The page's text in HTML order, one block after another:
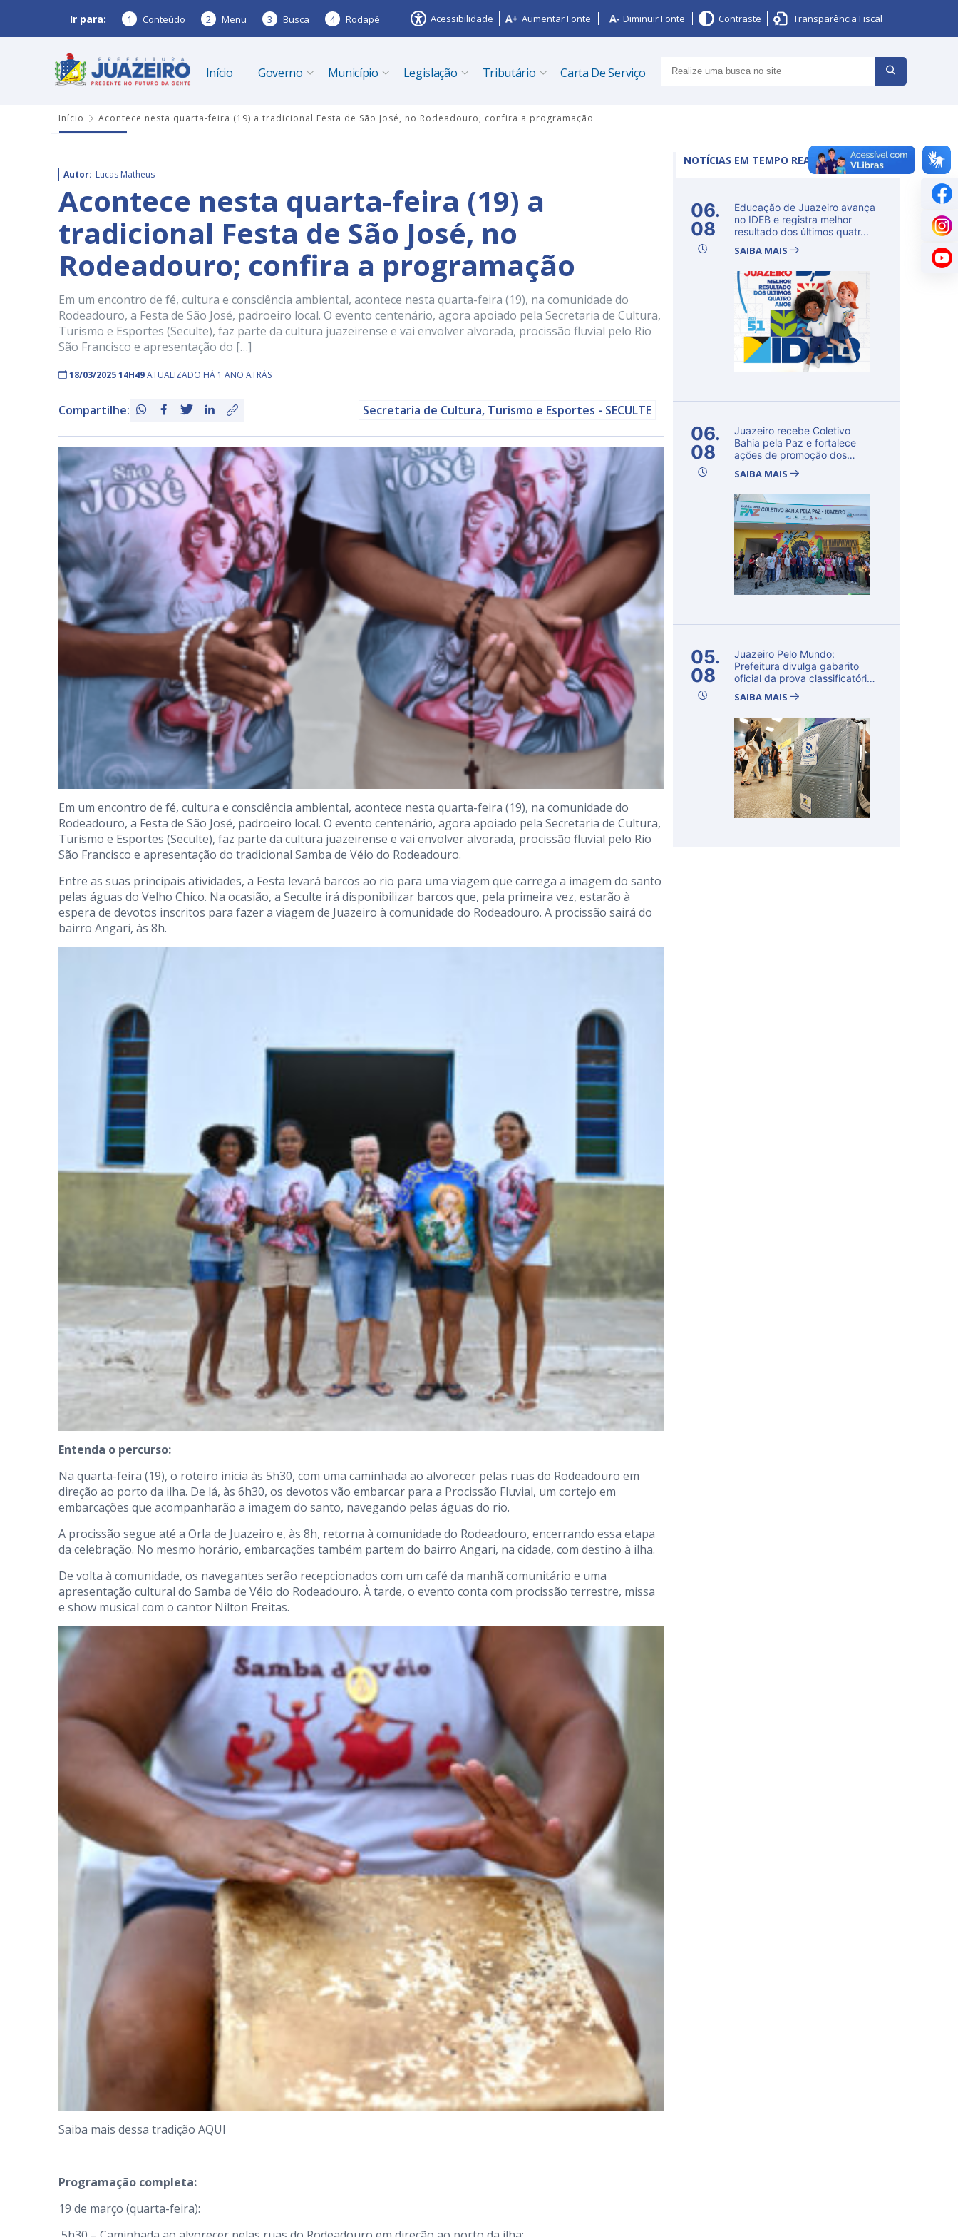
Ir para: 1 Conteúdo 2 Menu 3 Busca 4 Rodapé Acessibilidade Aumentar Fonte Diminuir Fonte Contraste Transparência Fiscal
Início Governo Município Legislação Tributário Carta De Serviço
Início Acontece nesta quarta-feira (19) a tradicional Festa de São José, no Rodeadouro; confira a programação
Autor: Lucas Matheus
Acontece nesta quarta-feira (19) a
tradicional Festa de São José, no
Rodeadouro; confira a programação
Em um encontro de fé, cultura e consciência ambiental, acontece nesta quarta-feira (19), na comunidade do
Rodeadouro, a Festa de São José, padroeiro local. O evento centenário, agora apoiado pela Secretaria de Cultura,
Turismo e Esportes (Seculte), faz parte da cultura juazeirense e vai envolver alvorada, procissão fluvial pelo Rio
São Francisco e apresentação do […]
18/03/2025 14H49ATUALIZADO HÁ 1 ANO ATRÁS
Compartilhe: Secretaria de Cultura, Turismo e Esportes - SECULTE
Em um encontro de fé, cultura e consciência ambiental, acontece nesta quarta-feira (19), na comunidade do
Rodeadouro, a Festa de São José, padroeiro local. O evento centenário, agora apoiado pela Secretaria de Cultura,
Turismo e Esportes (Seculte), faz parte da cultura juazeirense e vai envolver alvorada, procissão fluvial pelo Rio
São Francisco e apresentação do tradicional Samba de Véio do Rodeadouro.
Entre as suas principais atividades, a Festa levará barcos ao rio para uma viagem que carrega a imagem do santo
pelas águas do Velho Chico. Na ocasião, a Seculte irá disponibilizar barcos que, pela primeira vez, estarão à
espera de devotos inscritos para fazer a viagem de Juazeiro à comunidade do Rodeadouro. A procissão sairá do
bairro Angari, às 8h.
Entenda o percurso:
Na quarta-feira (19), o roteiro inicia às 5h30, com uma caminhada ao alvorecer pelas ruas do Rodeadouro em
direção ao porto da ilha. De lá, às 6h30, os devotos vão embarcar para a Procissão Fluvial, um cortejo em
embarcações que acompanharão a imagem do santo, navegando pelas águas do rio.
A procissão segue até a Orla de Juazeiro e, às 8h, retorna à comunidade do Rodeadouro, encerrando essa etapa
da celebração. No mesmo horário, embarcações também partem do bairro Angari, na cidade, com destino à ilha.
De volta à comunidade, os navegantes serão recepcionados com um café da manhã comunitário e uma
apresentação cultural do Samba de Véio do Rodeadouro. À tarde, o evento conta com procissão terrestre, missa
e show musical com o cantor Nilton Freitas.
Saiba mais dessa tradição AQUI
Programação completa:
19 de março (quarta-feira):
NOTÍCIAS EM TEMPO REAL
06.
08
Educação de Juazeiro avança
no IDEB e registra melhor
resultado dos últimos quatr...
SAIBA MAIS
06.
08
Juazeiro recebe Coletivo
Bahia pela Paz e fortalece
ações de promoção dos
SAIBA MAIS
05.
08
Juazeiro Pelo Mundo:
Prefeitura divulga gabarito
oficial da prova classificatória
SAIBA MAIS